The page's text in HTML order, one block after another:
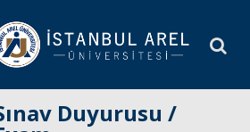
Duyurusu /